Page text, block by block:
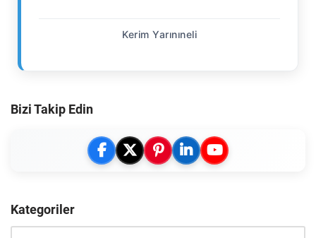
Kerim Yarınıneli
Bizi Takip Edin
Kategoriler